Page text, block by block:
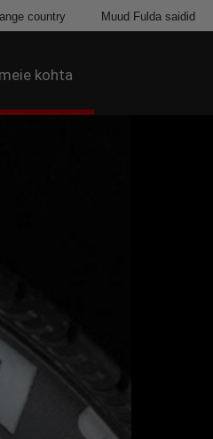
kohta
country Muud Fulda saidid